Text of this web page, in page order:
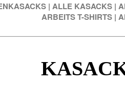
| ALLE KASACKS |
ARBEITS T-SHIRTS |